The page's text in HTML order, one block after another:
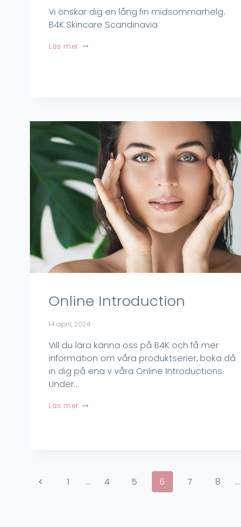
Vi önskar dig en lång fin midsommarhelg.
B4K Skincare Scandinavia
Läs mer Midsommar.
Online Introduction
14 april, 2024
Vill du lära känna oss på B4K och få mer
information om våra produktserier, boka då
in dig på ena v våra Online Introductions.
Under…
Läs mer Online
Page
Previous1 … 4 5 6 7 8 …